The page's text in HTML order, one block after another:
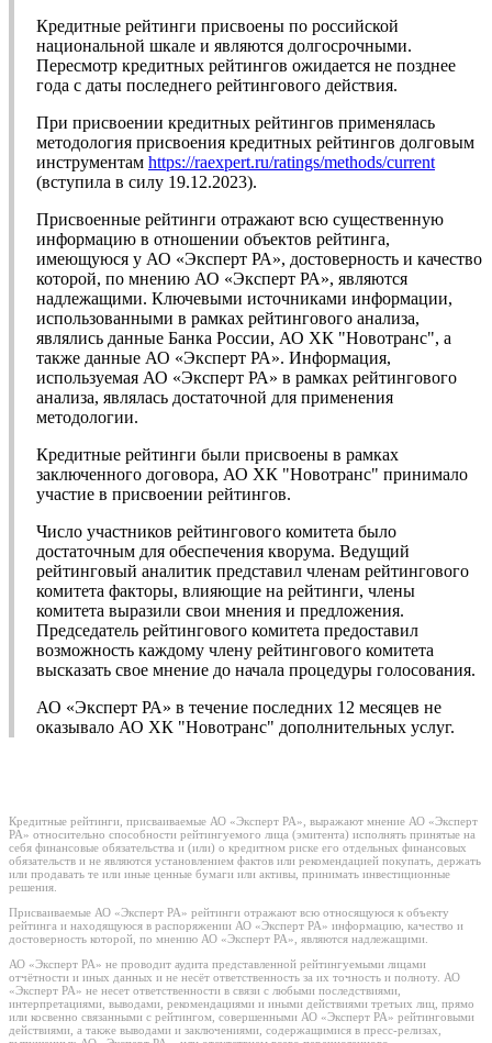
Кредитные рейтинги присвоены по российской
национальной шкале и являются долгосрочными.
Пересмотр кредитных рейтингов ожидается не позднее
года с даты последнего рейтингового действия.
При присвоении кредитных рейтингов применялась
методология присвоения кредитных рейтингов долговым
инструментам https://raexpert.ru/ratings/methods/current
(вступила в силу 19.12.2023).
Присвоенные рейтинги отражают всю существенную
информацию в отношении объектов рейтинга,
имеющуюся у АО «Эксперт РА», достоверность и качество
которой, по мнению АО «Эксперт РА», являются
надлежащими. Ключевыми источниками информации,
использованными в рамках рейтингового анализа,
являлись данные Банка России, АО ХК "Новотранс", а
также данные АО «Эксперт РА». Информация,
используемая АО «Эксперт РА» в рамках рейтингового
анализа, являлась достаточной для применения
методологии.
Кредитные рейтинги были присвоены в рамках
заключенного договора, АО ХК "Новотранс" принимало
участие в присвоении рейтингов.
Число участников рейтингового комитета было
достаточным для обеспечения кворума. Ведущий
рейтинговый аналитик представил членам рейтингового
комитета факторы, влияющие на рейтинги, члены
комитета выразили свои мнения и предложения.
Председатель рейтингового комитета предоставил
возможность каждому члену рейтингового комитета
высказать свое мнение до начала процедуры голосования.
АО «Эксперт РА» в течение последних 12 месяцев не
оказывало АО ХК "Новотранс" дополнительных услуг.
Кредитные рейтинги, присваиваемые АО «Эксперт РА», выражают мнение АО «Эксперт
РА» относительно способности рейтингуемого лица (эмитента) исполнять принятые на
себя финансовые обязательства и (или) о кредитном риске его отдельных финансовых
обязательств и не являются установлением фактов или рекомендацией покупать, держать
или продавать те или иные ценные бумаги или активы, принимать инвестиционные
решения.
Присваиваемые АО «Эксперт РА» рейтинги отражают всю относящуюся к объекту
рейтинга и находящуюся в распоряжении АО «Эксперт РА» информацию, качество и
достоверность которой, по мнению АО «Эксперт РА», являются надлежащими.
АО «Эксперт РА» не проводит аудита представленной рейтингуемыми лицами
отчётности и иных данных и не несёт ответственность за их точность и полноту. АО
«Эксперт РА» не несет ответственности в связи с любыми последствиями,
интерпретациями, выводами, рекомендациями и иными действиями третьих лиц, прямо
или косвенно связанными с рейтингом, совершенными АО «Эксперт РА» рейтинговыми
действиями, а также выводами и заключениями, содержащимися в пресс-релизах,